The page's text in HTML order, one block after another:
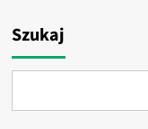
Szukaj